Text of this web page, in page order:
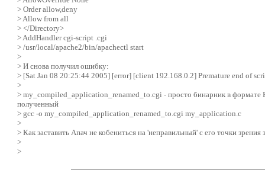
> Order allow,deny
> Allow from all
> </Directory>
> AddHandler cgi-script .cgi
> /usr/local/apache2/bin/apachectl start
>
> И снова получил ошибку:
> [Sat Jan 08 20:25:44 2005] [error] [client 192.168.0.2] Premature end of
>
> my_compiled_application_renamed_to.cgi - просто бинарник в
полученный
> gcc -o my_compiled_application_renamed_to.cgi my_application.c
>
> Как заставить Апач не кобениться на 'неправильный' с его точки зрения
>
>